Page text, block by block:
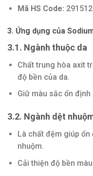
Mã HS Code:
3. Ứng dụng của
3.1. Ngành thuộc da
Chất trung hòa axit
độ bền của da.
Giữ màu sắc ổn
3.2. Ngành dệt
Là chất đệm giúp
nhuộm.
Cải thiện độ bền